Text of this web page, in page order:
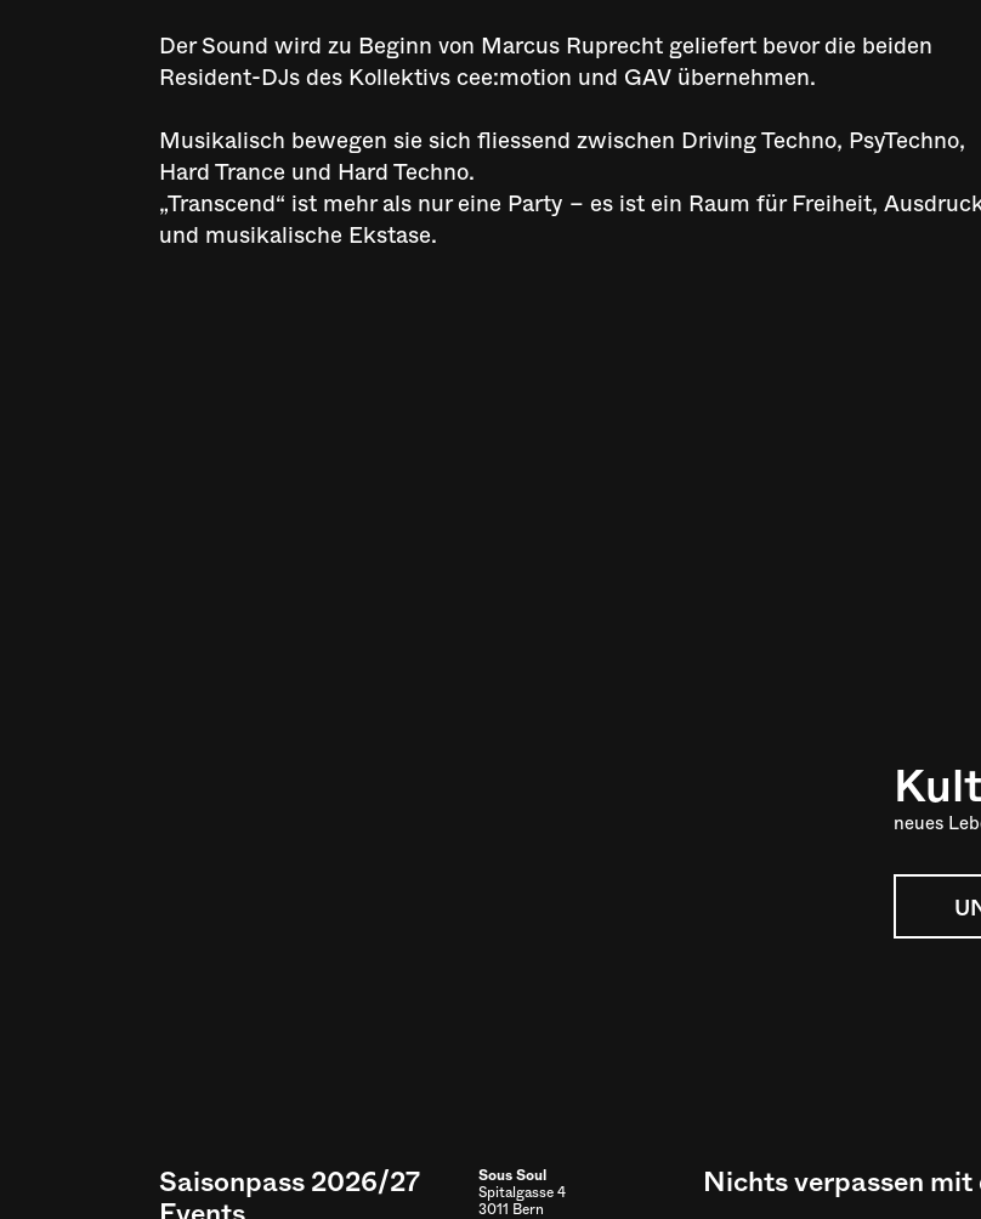
Der Sound wird zu Beginn von Marcus Ruprecht geliefert bevor die beiden
Resident-DJs des Kollektivs cee:motion und GAV übernehmen.
Musikalisch bewegen sie sich fliessend zwischen Driving Techno, PsyTechno,
Hard Trance und Hard Techno.
„Transcend“ ist mehr als nur eine Party – es ist ein Raum für Freiheit,
und musikalische Ekstase.
neues
Saisonpass 2026/27 Sous Soul
Spitalgasse 4
3011 Bern
Nichts verpassen